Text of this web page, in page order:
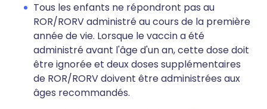
Tous les enfants ne répondront pas au
ROR/RORV administré au cours de la première
année de vie. Lorsque le vaccin a été
administré avant l'âge d'un an, cette dose doit
être ignorée et deux doses supplémentaires
de ROR/RORV doivent être administrées aux
âges recommandés.